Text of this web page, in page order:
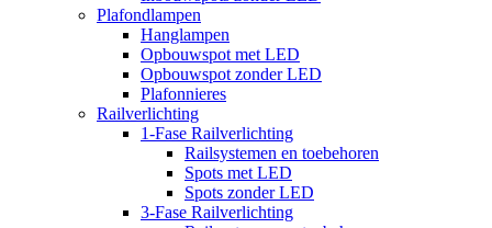
Plafondlampen
Hanglampen
Opbouwspot met LED
Opbouwspot zonder LED
Plafonnieres
Railverlichting
1-Fase Railverlichting
Railsystemen en toebehoren
Spots met LED
Spots zonder LED
3-Fase Railverlichting